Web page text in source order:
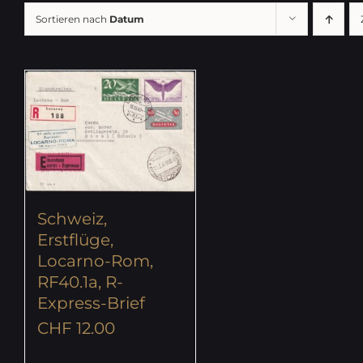
Sortieren nach Datum
Schweiz,
Erstflüge,
Locarno-Rom,
RF40.1a, R-
Express-Brief
CHF 12.00